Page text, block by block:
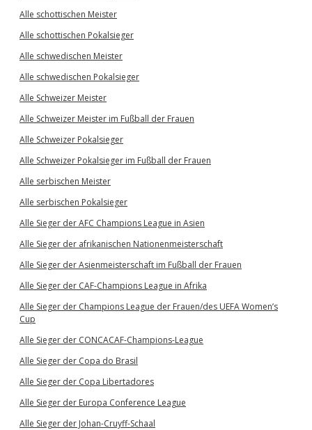
Alle schottischen Meister
Alle schottischen Pokalsieger
Alle schwedischen Meister
Alle schwedischen Pokalsieger
Alle Schweizer Meister
Alle Schweizer Meister im Fußball der Frauen
Alle Schweizer Pokalsieger
Alle Schweizer Pokalsieger im Fußball der Frauen
Alle serbischen Meister
Alle serbischen Pokalsieger
Alle Sieger der AFC Champions League in Asien
Alle Sieger der afrikanischen Nationenmeisterschaft
Alle Sieger der Asienmeisterschaft im Fußball der Frauen
Alle Sieger der CAF-Champions League in Afrika
Alle Sieger der Champions League der Frauen/des UEFA Women’s
Cup
Alle Sieger der CONCACAF-Champions-League
Alle Sieger der Copa do Brasil
Alle Sieger der Copa Libertadores
Alle Sieger der Europa Conference League
Alle Sieger der Johan-Cruyff-Schaal